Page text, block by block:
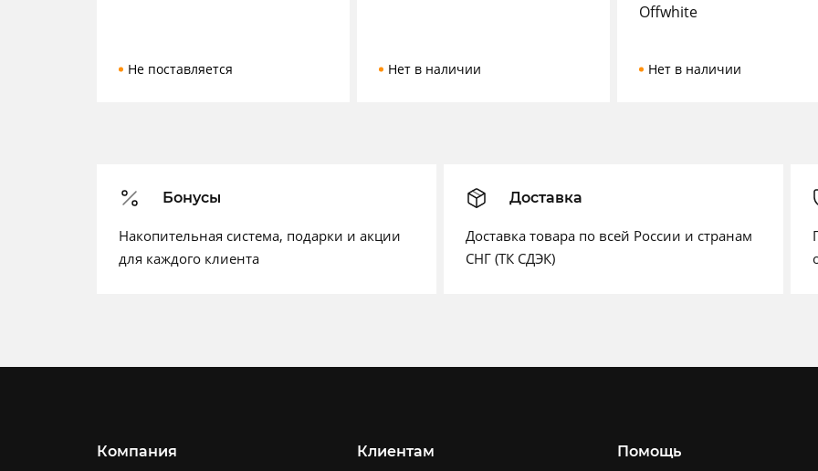
Не поставляется Нет в наличии
Offwhite
Нет в наличии
Бонусы
Накопительная система, подарки и акции
для каждого клиента
Доставка
Доставка товара по всей России и странам
СНГ (ТК СДЭК)
Компания Клиентам Помощь